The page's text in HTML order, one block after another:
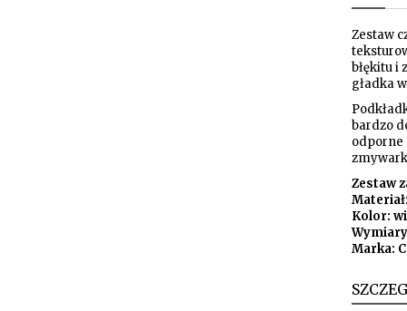
Zestaw
błękitu i
gładka
bardzo
odporne
Zestaw
Kolor:
Marka: